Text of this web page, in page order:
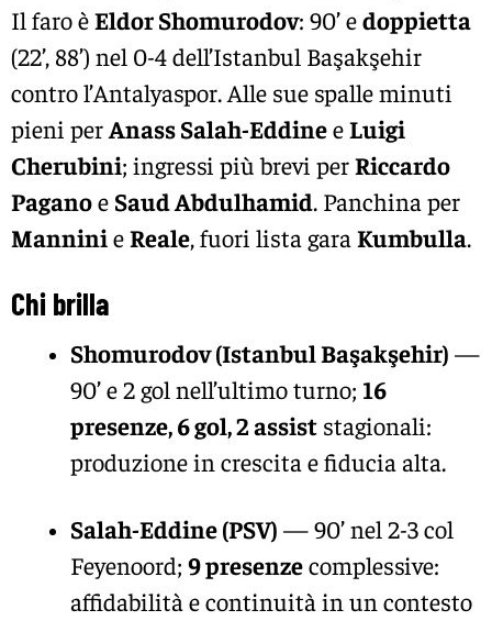
Il faro èEldor Shomurodov: 90’ edoppietta
(22’, 88’) nel 0-4 dell’Istanbul Başakşehir
contro l’Antalyaspor. Alle sue spalle minuti
pieni perAnass Salah-EddineeLuigi
Cherubini; ingressi più brevi perRiccardo
Paganoe Saud Abdulhamid. Panchina per
ManninieReale, fuori lista gara Kumbulla.
Chi brilla
Shomurodov (Istanbul Başakşehir) —
90’ e 2 gol nell’ultimo turno; 16
presenze, 6 gol, 2 assist stagionali:
produzione in crescita e fiducia alta.
Salah-Eddine (PSV) — 90’ nel 2-3 col
Feyenoord; 9 presenzecomplessive:
affidabilità e continuità in un contesto